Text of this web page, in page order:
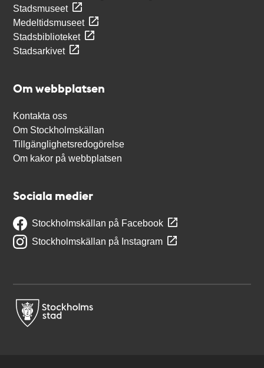
Stadsmuseet
Medeltidsmuseet
Stadsbiblioteket
Stadsarkivet
Om webbplatsen
Kontakta oss
Om Stockholmskällan
Tillgänglighetsredogörelse
Om kakor på webbplatsen
Sociala medier
Stockholmskällan på Facebook
Stockholmskällan på Instagram